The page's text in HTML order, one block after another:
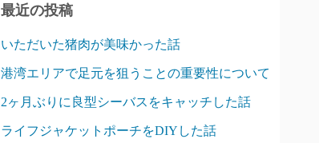
最近の投稿
いただいた猪肉が美味かった話
港湾エリアで足元を狙うことの重要性について
2ヶ月ぶりに良型シーバスをキャッチした話
ライフジャケットポーチをDIYした話